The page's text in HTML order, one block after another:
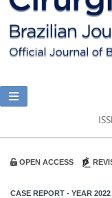
OPEN ACCESS
CASE REPORT - YEAR 2022